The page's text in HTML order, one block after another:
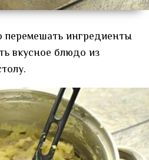
перемешать ингредиенты
вкусное блюдо из